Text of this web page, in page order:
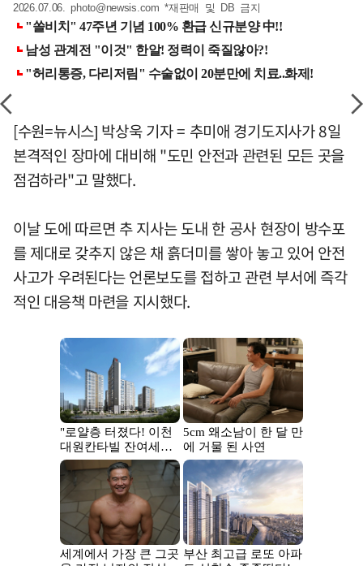
2026.07.06.photo@newsis.com *재판매 및 DB 금지
[수원=뉴시스] 박상욱 기자 = 추미애 경기도지사가 8일
본격적인 장마에 대비해 "도민 안전과 관련된 모든 곳을
점검하라"고 말했다.
이날 도에 따르면 추 지사는 도내 한 공사 현장이 방수포
를 제대로 갖추지 않은 채 흙더미를 쌓아 놓고 있어 안전
사고가 우려된다는 언론보도를 접하고 관련 부서에 즉각
적인 대응책 마련을 지시했다.